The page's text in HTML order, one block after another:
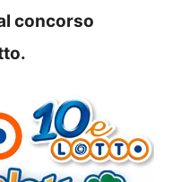
concorso